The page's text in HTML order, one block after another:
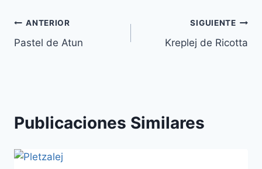
Navegación
de
ANTERIOR
Pastel de Atun
SIGUIENTE
Kreplej de Ricotta
Publicaciones Similares